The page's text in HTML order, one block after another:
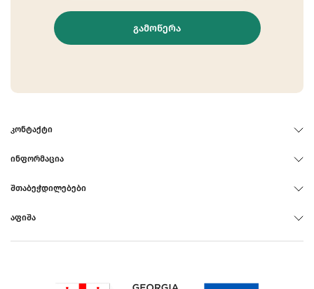
ᲒᲐᲛᲝᲬᲔᲠᲐ
ᲙᲝᲜᲢᲐᲥᲢᲘ
ᲘᲜᲤᲝᲠᲛᲐᲪᲘᲐ
ᲨᲗᲐᲑᲔᲭᲓᲘᲚᲔᲑᲔᲑᲘ
ᲐᲤᲘᲨᲐ